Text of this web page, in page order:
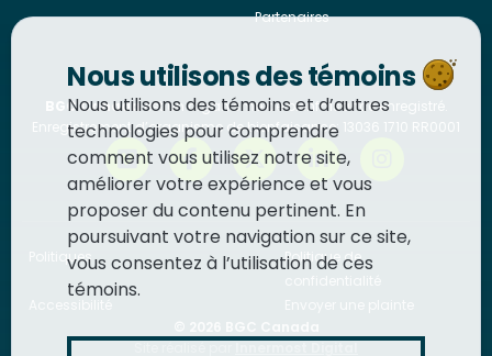
Partenaires
BGC Canadaest un organisme de bienfaisance enregistré.
Enregistrement d’organisme de bienfaisance: 13036 1710 RR0001
Politiques
Politique de
Nous utilisons des témoins
Nous utilisons des témoins et d’autres
technologies pour comprendre
comment vous utilisez notre site,
améliorer votre expérience et vous
proposer du contenu pertinent. En
poursuivant votre navigation sur ce site,
vous consentez à l’utilisation de ces
témoins.